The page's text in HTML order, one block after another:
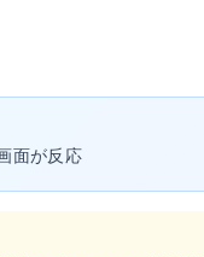
面が反応